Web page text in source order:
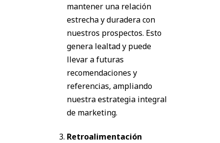
mantener una relación
estrecha y duradera con
nuestros prospectos. Esto
genera lealtad y puede
llevar a futuras
recomendaciones y
referencias, ampliando
nuestra estrategia integral
de marketing.
Retroalimentación